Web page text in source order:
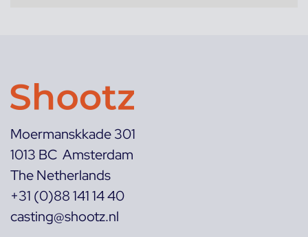
Moermanskkade 301
1013 BC Amsterdam
The Netherlands
+31 (0)88 141 14 40
casting@shootz.nl